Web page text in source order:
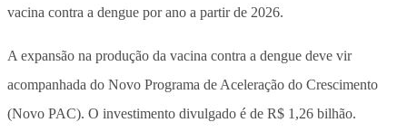
vacina contra a dengue por ano a partir de 2026.
A expansão na produção da vacina contra a dengue deve vir
acompanhada do Novo Programa de Aceleração do Crescimento
(Novo PAC). O investimento divulgado é de R$ 1,26 bilhão.